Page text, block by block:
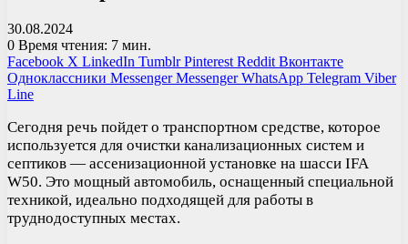
30.08.2024
0 Время чтения: 7 мин.
Facebook X LinkedIn Tumblr Pinterest Reddit Вконтакте
Одноклассники Messenger Messenger WhatsApp Telegram Viber
Line
Сегодня речь пойдет о транспортном средстве, которое
используется для очистки канализационных систем и
септиков — ассенизационной установке на шасси IFA
W50. Это мощный автомобиль, оснащенный специальной
техникой, идеально подходящей для работы в
труднодоступных местах.